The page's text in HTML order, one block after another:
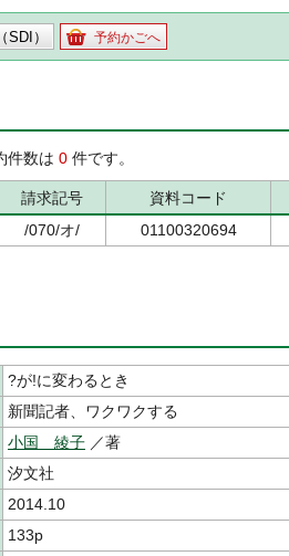
） 予約かごへ
件数は 0 件です。
請求記号
資料コード
/070/オ/ 01100320694
?が!に変わるとき
新聞記者、ワクワクする
小国 綾子 ／著
汐文社
2014.10
133p